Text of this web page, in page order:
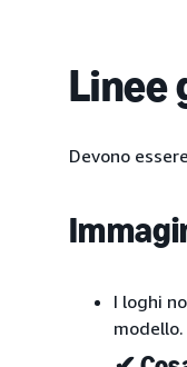
Linee
Devono
I loghi
modello.